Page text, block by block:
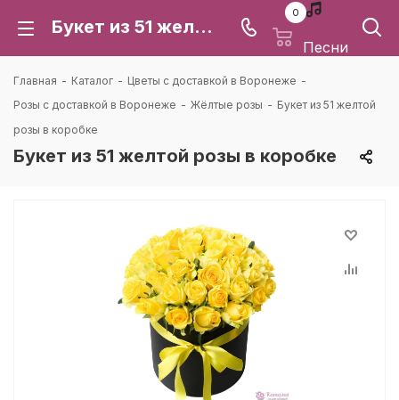
Букет из 51 желтой розы в коробке: цена и доставка в Воронеже | Каталея
0
Песни
Главная - Каталог - Цветы с доставкой в Воронеже -
Розы с доставкой в Воронеже - Жёлтые розы - Букет из 51 желтой
розы в коробке
Букет из 51 желтой розы в коробке